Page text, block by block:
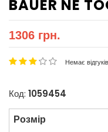
BAUER NE
1306 грн.
Немає відгуків
Код: 1059454
Розмір